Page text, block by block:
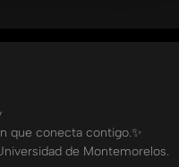
que conecta contigo.✨
de Montemorelos.